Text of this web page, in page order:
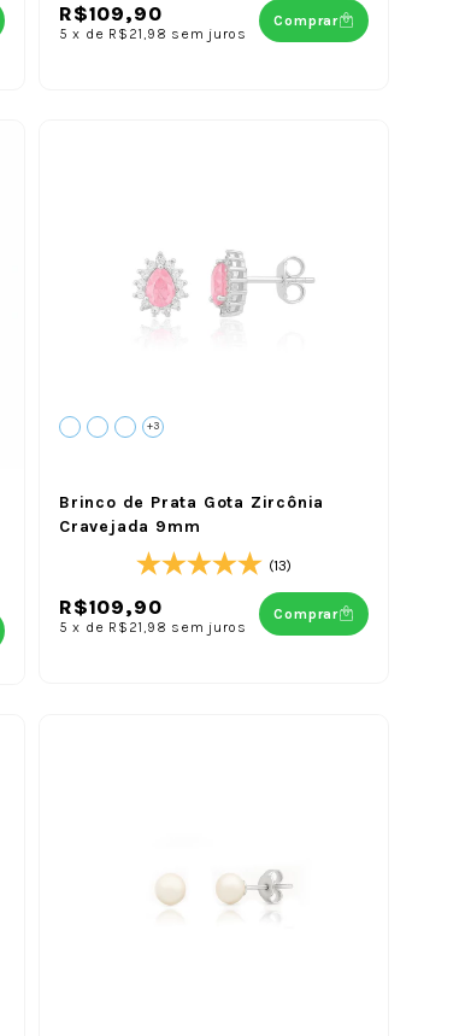
R$109,90
5 x de R$21,98 sem juros
Comprar
+3
Brinco de Prata Gota Zircônia
Cravejada 9mm
(13)
R$109,90
5 x de R$21,98 sem juros
Comprar